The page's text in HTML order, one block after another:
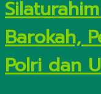
Barokah,
Polri dan